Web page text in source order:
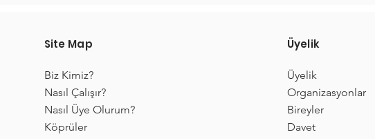
Site Map
Biz Kimiz?
Nasıl Çalışır?
Nasıl Üye Olurum?
Köprüler
Üyelik
Üyelik
Organizasyonlar
Bireyler
Davet